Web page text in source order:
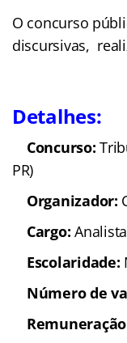
O concurso
discursivas,
Detalhes:
Concurso:
PR)
Organizador:
Cargo:
Escolaridade:
Número de